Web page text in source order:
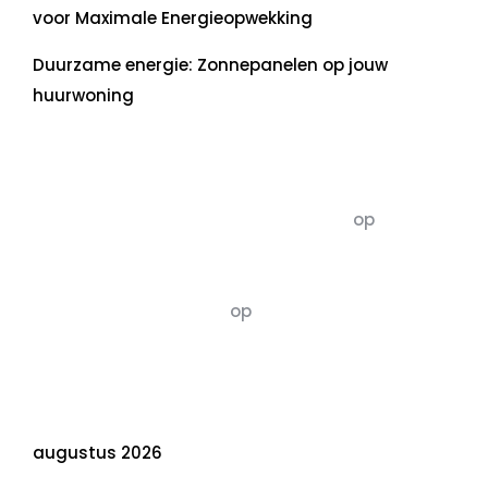
voor Maximale Energieopwekking
Duurzame energie: Zonnepanelen op jouw
huurwoning
op
op
augustus 2026